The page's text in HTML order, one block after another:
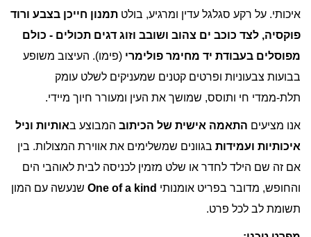
איכותי. על רקע סגלגל עדין ומרגיע, בולט תמנון חייכן בצבע ורוד
פוקסיה, לצד כוכב ים צהוב ושובב וזוג דגים תכולים - כולם
מפוסלים בעבודת יד מחימר פולימרי (פימו). העיצוב משופע
בבועות צבעוניות ופרטים קטנים שמעניקים לשלט עומק
תלת-ממדי חי ותוסס, שמושך את העין ומעורר חיוך מיידי.
אנו מציעים התאמה אישית של הכיתוב המבוצע באותיות וניל
איכותיות ועמידות בגוונים שמשלימים את אווירת המצולות. בין
אם זה שם הילד לחדר או שלט מזמין לכניסה לבית לאוהבי הים
והחופש, מדובר בפריט אומנותי One of a kind שנעשה עם המון
תשומת לב לכל פרט.